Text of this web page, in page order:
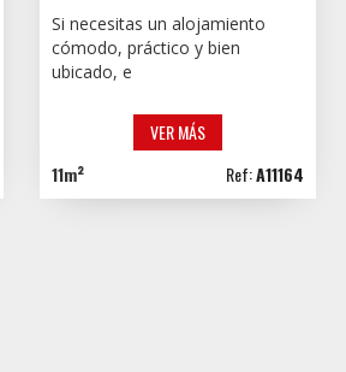
Si necesitas un alojamiento
cómodo, práctico y bien
ubicado, e
VER MÁS
11m²
Ref:A11164